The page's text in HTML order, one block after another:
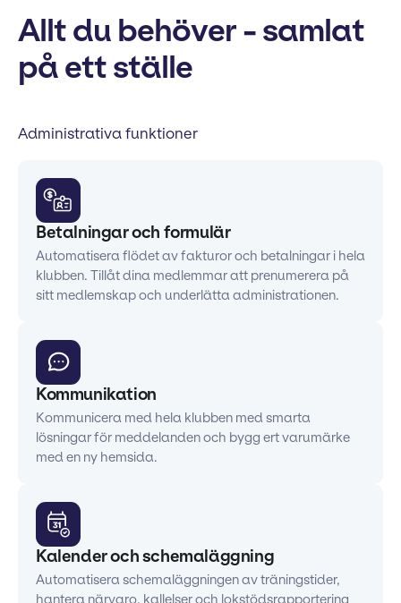
Allt du behöver - samlat
på ett ställe
Administrativa funktioner
Betalningar och formulär
Automatisera flödet av fakturor och betalningar i hela
klubben. Tillåt dina medlemmar att prenumerera på
sitt medlemskap och underlätta administrationen.
Kommunikation
Kommunicera med hela klubben med smarta
lösningar för meddelanden och bygg ert varumärke
med en ny hemsida.
Kalender och schemaläggning
Automatisera schemaläggningen av träningstider,
hantera närvaro, kallelser och lokstödsrapportering